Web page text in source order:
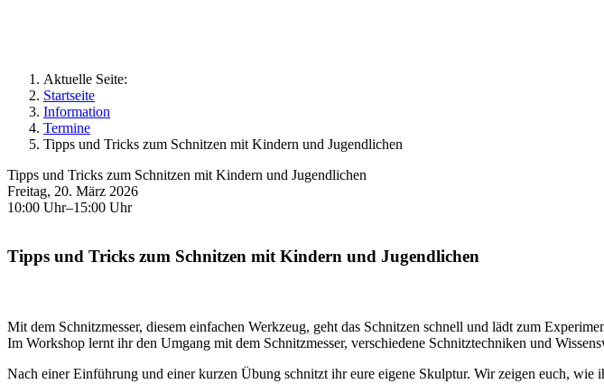
Aktuelle Seite:
Startseite
Information
Termine
Tipps und Tricks zum Schnitzen mit Kindern und Jugendlichen
Tipps und Tricks zum Schnitzen mit Kindern und Jugendlichen
Freitag, 20. März 2026
10:00 Uhr–15:00 Uhr
Tipps und Tricks zum Schnitzen mit Kindern und Jugendlichen
Mit dem Schnitzmesser, diesem einfachen Werkzeug, geht das Schnitzen schnell und lädt zum
Im Workshop lernt ihr den Umgang mit dem Schnitzmesser, verschiedene Schnitztechniken und
Nach einer Einführung und einer kurzen Übung schnitzt ihr eure eigene Skulptur. Wir zeigen euch,